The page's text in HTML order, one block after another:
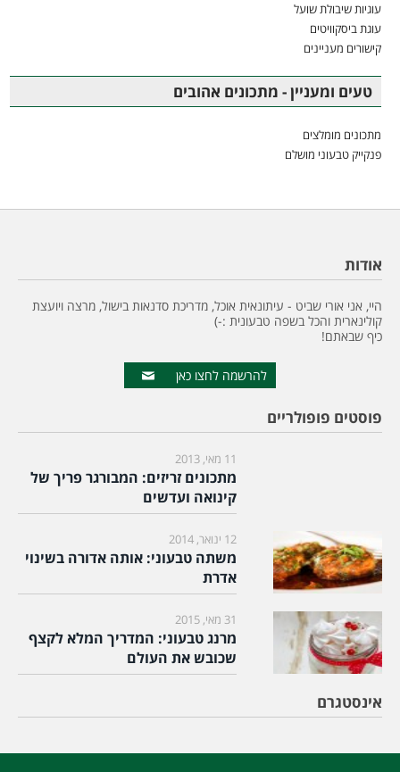
עוגיות שיבולת שועל
עוגת ביסקוויטים
קישורים מעניינים
טעים ומעניין - מתכונים אהובים
מתכונים מומלצים
פנקייק טבעוני מושלם
אודות
היי, אני אורי שביט - עיתונאית אוכל, מדריכת סדנאות בישול, מרצה ויועצת
קולינארית והכל בשפה טבעונית :-)
כיף שבאתם!
להרשמה לחצו כאן
פוסטים פופולריים
11 מאי, 2013
מתכונים זריזים: המבורגר פריך של
קינואה ועדשים
12 ינואר, 2014
משתה טבעוני: אותה אדורה בשינוי
אדרת
31 מאי, 2015
מרנג טבעוני: המדריך המלא לקצף
שכובש את העולם
אינסטגרם